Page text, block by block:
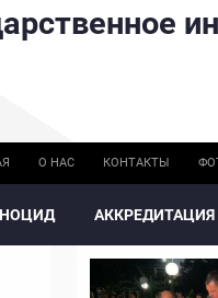
О НАС КОНТАКТЫ
АККРЕДИТАЦИЯ